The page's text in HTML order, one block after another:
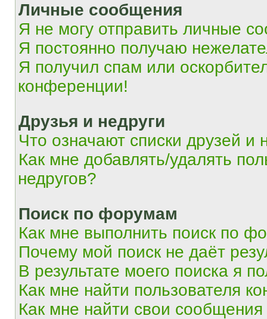
Личные сообщения
Я не могу отправить личные
Я постоянно получаю
Я получил спам или
конференции!
Друзья и недруги
Что означают списки друзей и
Как мне добавлять/удалять
недругов?
Поиск по форумам
Как мне выполнить поиск по
Почему мой поиск не даёт
В результате моего поиска я
Как мне найти пользователя
Как мне найти свои